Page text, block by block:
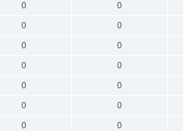
0 0
0 0
0 0
0 0
0 0
0 0
0 0